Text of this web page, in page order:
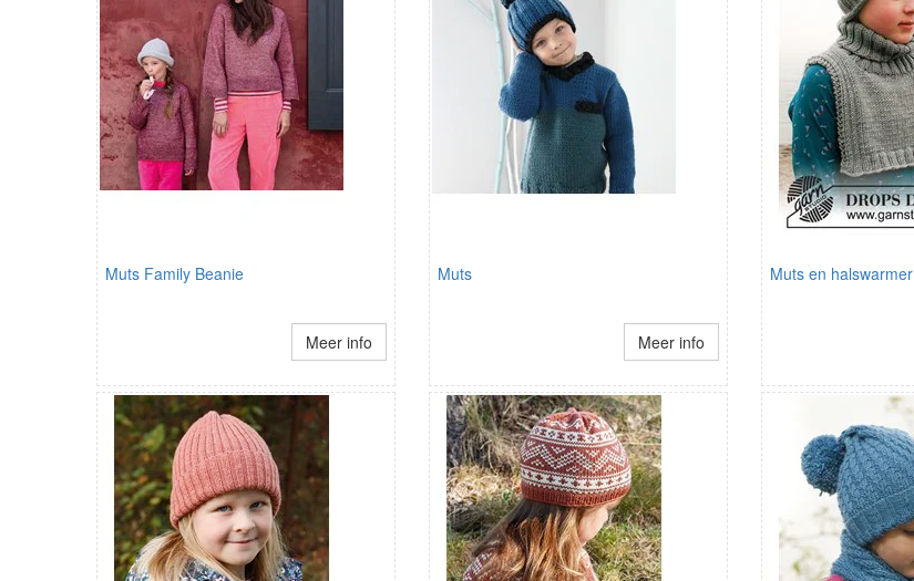
Muts Family Beanie
Meer info
Muts
Meer info
Muts en halswarmer